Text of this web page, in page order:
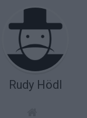
Rudy Hödl